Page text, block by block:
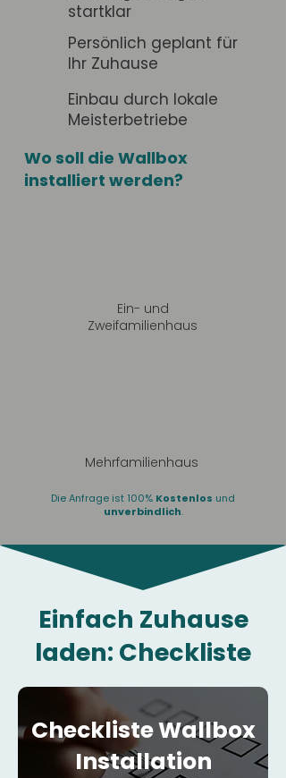
startklar
Persönlich geplant für
Ihr Zuhause
Einbau durch lokale
Meisterbetriebe
Wo soll die Wallbox
installiert werden?
Ein- und
Zweifamilienhaus
Mehrfamilienhaus
Die Anfrage ist 100% Kostenlos und
unverbindlich.
Einfach Zuhause
laden: Checkliste
Checkliste Wallbox
Installation